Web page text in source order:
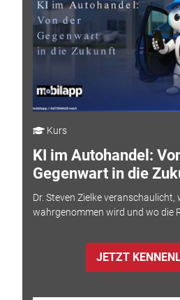
Kurs
KI im Autohandel:
Gegenwart in die
Dr. Steven Zielke veranschaulicht,
wahrgenommen wird und wo die
JETZT